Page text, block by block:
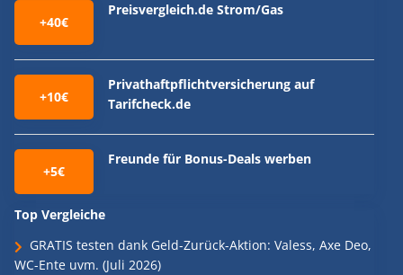
+40€
Preisvergleich.de Strom/Gas
+10€
Privathaftpflichtversicherung auf
Tarifcheck.de
+5€
Freunde für Bonus-Deals werben
Top Vergleiche
GRATIS testen dank Geld-Zurück-Aktion: Valess, Axe Deo,
WC-Ente uvm. (Juli 2026)